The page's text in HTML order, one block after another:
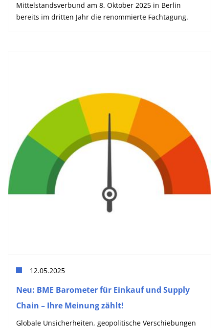
Mittelstandsverbund am 8. Oktober 2025 in Berlin
bereits im dritten Jahr die renommierte Fachtagung.
12.05.2025
Neu: BME Barometer für Einkauf und Supply
Chain – Ihre Meinung zählt!
Globale Unsicherheiten, geopolitische Verschiebungen